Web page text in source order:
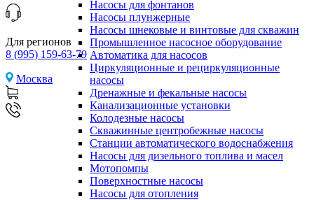
Для регионов
8 (995) 159-63-79
Москва
Насосы для фонтанов
Насосы плунжерные
Насосы шнековые и винтовые для скважин
Промышленное насосное оборудование
Автоматика для насосов
Циркуляционные и рециркуляционные
насосы
Дренажные и фекальные насосы
Канализационные установки
Колодезные насосы
Скважинные центробежные насосы
Станции автоматического водоснабжения
Насосы для дизельного топлива и масел
Мотопомпы
Поверхностные насосы
Насосы для отопления